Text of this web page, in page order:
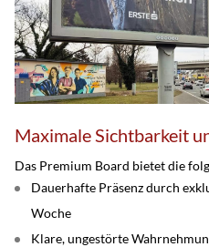
Maximale Sichtbarkeit
Das Premium Board bietet die
Dauerhafte Präsenz durch
Woche
Klare, ungestörte